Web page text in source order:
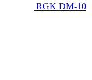
RGK DM-10